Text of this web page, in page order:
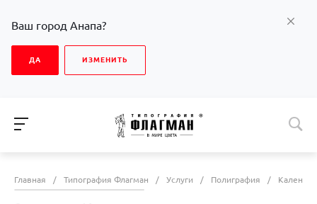
Ваш город Анапа?
ДА ИЗМЕНИТЬ
Главная / Типография Флагман / Услуги / Полиграфия /